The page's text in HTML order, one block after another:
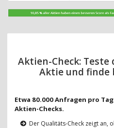
Aktien-Check:
Aktie und finde
Etwa 80.000 Anfragen pro
Aktien-Checks.
Der Qualitäts-Check zeigt an,